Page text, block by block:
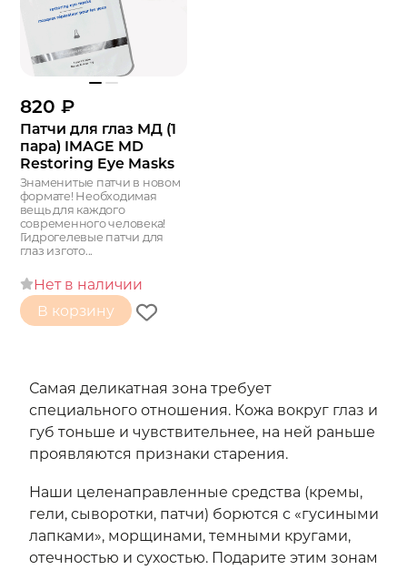
820 ₽
Патчи для глаз МД (1
пара) IMAGE MD
Restoring Eye Masks
Знаменитые патчи в новом
формате! Необходимая
вещь для каждого
современного человека!
Гидрогелевые патчи для
глаз изгото...
Нет в наличии
В корзину
Самая деликатная зона требует
специального отношения. Кожа вокруг глаз и
губ тоньше и чувствительнее, на ней раньше
проявляются признаки старения.
Наши целенаправленные средства (кремы,
гели, сыворотки, патчи) борются с «гусиными
лапками», морщинами, темными кругами,
отечностью и сухостью. Подарите этим зонам